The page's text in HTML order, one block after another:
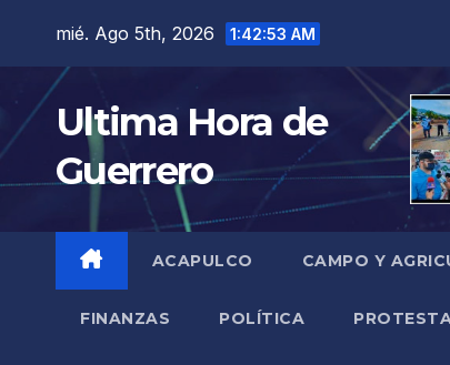
contenido
mié. Ago 5th, 2026 1:42:54 AM
Ultima Hora de
Guerrero
ACAPULCO CAMPO Y
FINANZAS POLÍTICA